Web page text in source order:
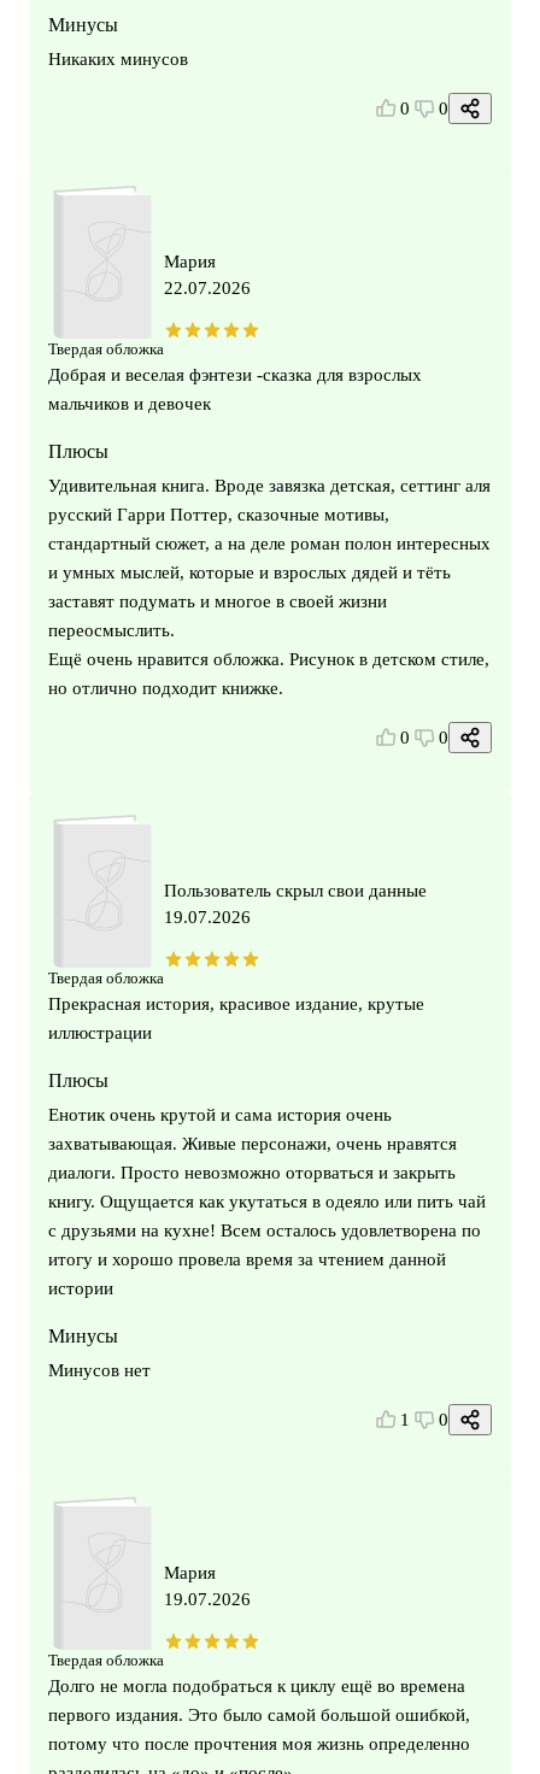
Минусы
Никаких минусов
0 0
Твердая обложка
Мария
22.07.2026
Добрая и веселая фэнтези -сказка для взрослых
мальчиков и девочек
Плюсы
Удивительная книга. Вроде завязка детская, сеттинг аля
русский Гарри Поттер, сказочные мотивы,
стандартный сюжет, а на деле роман полон интересных
и умных мыслей, которые и взрослых дядей и тёть
заставят подумать и многое в своей жизни
переосмыслить.
Ещё очень нравится обложка. Рисунок в детском стиле,
но отлично подходит книжке.
0 0
Твердая обложка
Пользователь скрыл свои данные
19.07.2026
Прекрасная история, красивое издание, крутые
иллюстрации
Плюсы
Енотик очень крутой и сама история очень
захватывающая. Живые персонажи, очень нравятся
диалоги. Просто невозможно оторваться и закрыть
книгу. Ощущается как укутаться в одеяло или пить чай
с друзьями на кухне! Всем осталось удовлетворена по
итогу и хорошо провела время за чтением данной
истории
Минусы
Минусов нет
1 0
Твердая обложка
Мария
19.07.2026
Долго не могла подобраться к циклу ещё во времена
первого издания. Это было самой большой ошибкой,
потому что после прочтения моя жизнь определенно